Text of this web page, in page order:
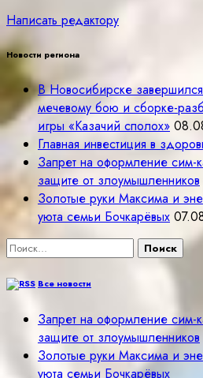
Написать редактору
Новости региона
В Новосибирске
мечевому бою и сборке-
игры «Казачий сполох»
Главная инвестиция в
Запрет на оформление сим-
защите от злоумышленников
Золотые руки Максима и
уюта семьи Бочкарёвых
Найти:
Все новости
Запрет на оформление сим-
защите от злоумышленников
Золотые руки Максима и
уюта семьи Бочкарёвых